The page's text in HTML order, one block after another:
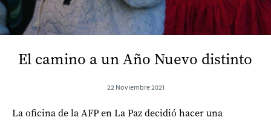
El camino a un Año Nuevo distinto
22 Noviembre 2021
La oficina de la AFP en La Paz decidió hacer una